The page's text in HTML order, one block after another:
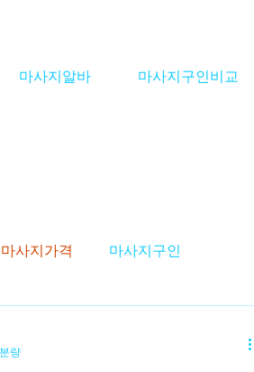
마사지알바 마사지구인비교
마사지가격 마사지구인
량